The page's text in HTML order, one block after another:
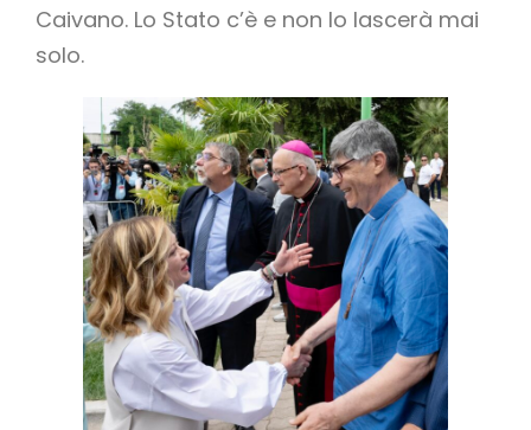
Caivano. Lo Stato c’è e non lo lascerà mai
solo.